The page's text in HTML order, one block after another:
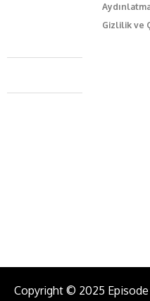
Gizlilik ve
Caferağa Mah. Dr. Şakir
+90 543 345 46 00
Copyright © 2025